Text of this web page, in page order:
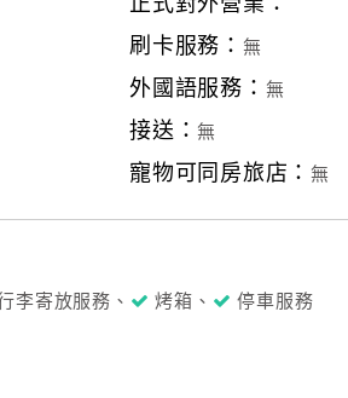
刷卡服務： 無
外國語服務： 無
接送：無
寵物可同房旅店： 無
李寄放服務、 烤箱、 停車服務